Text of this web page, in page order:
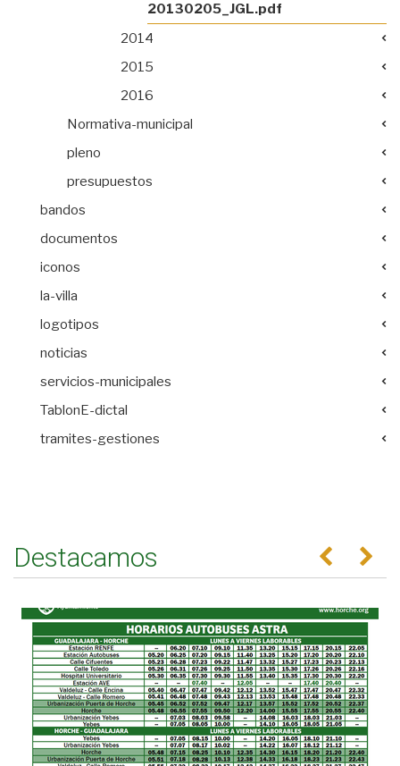
20130205_JGL.pdf
2014
2015
2016
Normativa-municipal
pleno
presupuestos
bandos
documentos
iconos
la-villa
logotipos
noticias
servicios-municipales
TablonE-dictal
tramites-gestiones
Destacamos Anterior